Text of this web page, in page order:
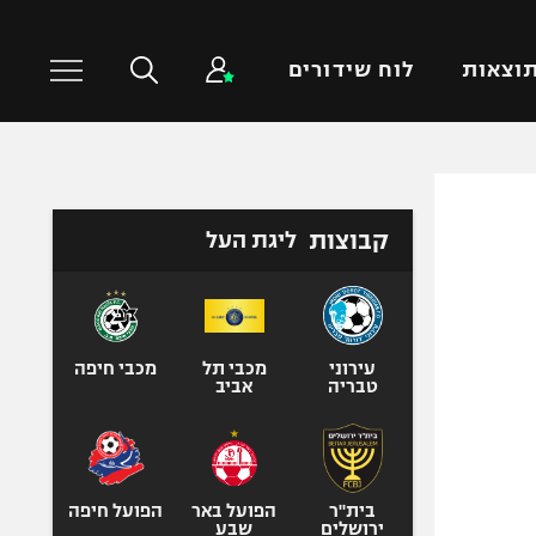
תוצאות לוח שידורים
טניס
כדורעף
ספורט אולימפי
קבוצות ליגת העל
עירוני
טבריה
מכבי תל
אביב
מכבי חיפה
בית"ר
ירושלים
הפועל באר
שבע
הפועל חיפה